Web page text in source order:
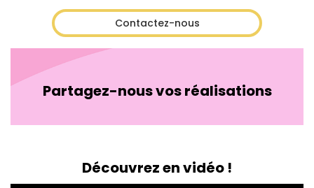
Contactez-nous
Partagez-nous vos réalisations
Découvrez en vidéo !